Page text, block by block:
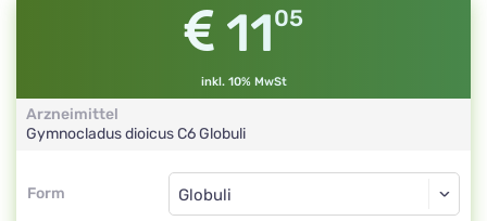
1105
inkl. 10% MwSt
Arzneimittel
Gymnocladus dioicusC6Globuli
Form
Form